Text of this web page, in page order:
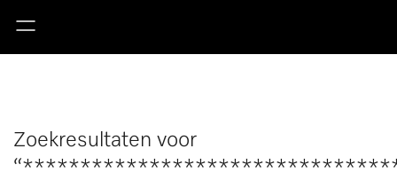
Zoekresultaten voor